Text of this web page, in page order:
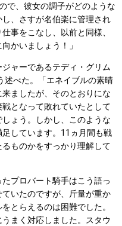
で、彼女の調子がどのような
、さすが名伯楽に管理され
事をこなし、以前と同様、
かいましょう！」
ャーであるテディ・グリム
述べた。「エネイブルの素晴
ましたが、そのとおりにな
となって敗れていたとして
ょう。しかし、このような
しています。11ヵ月間も戦
ものかをすっかり理解して
プロバート騎手はこう語っ
いたのですが、斤量が重か
とらえるのは困難でした。
まく対応しました。スタウ